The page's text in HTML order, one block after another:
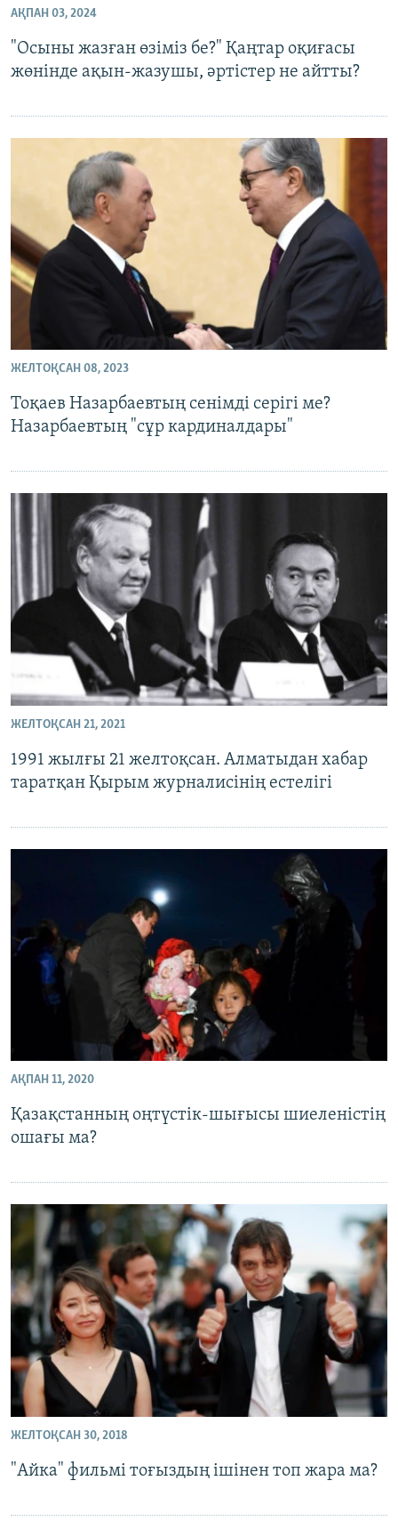
ЖАЗЫЛЫҢЫЗ
АҚПАН 03, 2024
"Осыны жазған өзіміз бе?" Қаңтар оқиғасы
жөнінде ақын-жазушы, әртістер не айтты?
ЖЕЛТОҚСАН 08, 2023
Тоқаев Назарбаевтың сенімді серігі ме?
Назарбаевтың "сұр кардиналдары"
ЖЕЛТОҚСАН 21, 2021
1991 жылғы 21 желтоқсан. Алматыдан хабар
таратқан Қырым журналисінің естелігі
АҚПАН 11, 2020
Қазақстанның оңтүстік-шығысы шиеленістің
ошағы ма?
ЖЕЛТОҚСАН 30, 2018
"Айка" фильмі тоғыздың ішінен топ жара ма?